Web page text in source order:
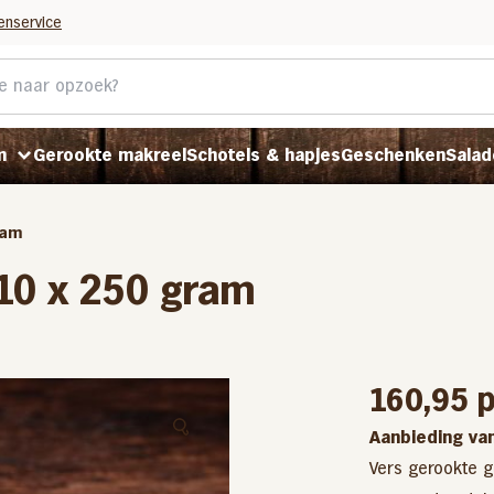
Gerookte makreelSchotels & hapjesGeschenken
x 250 gram
160,95
Aanbieding
Vers gerookte